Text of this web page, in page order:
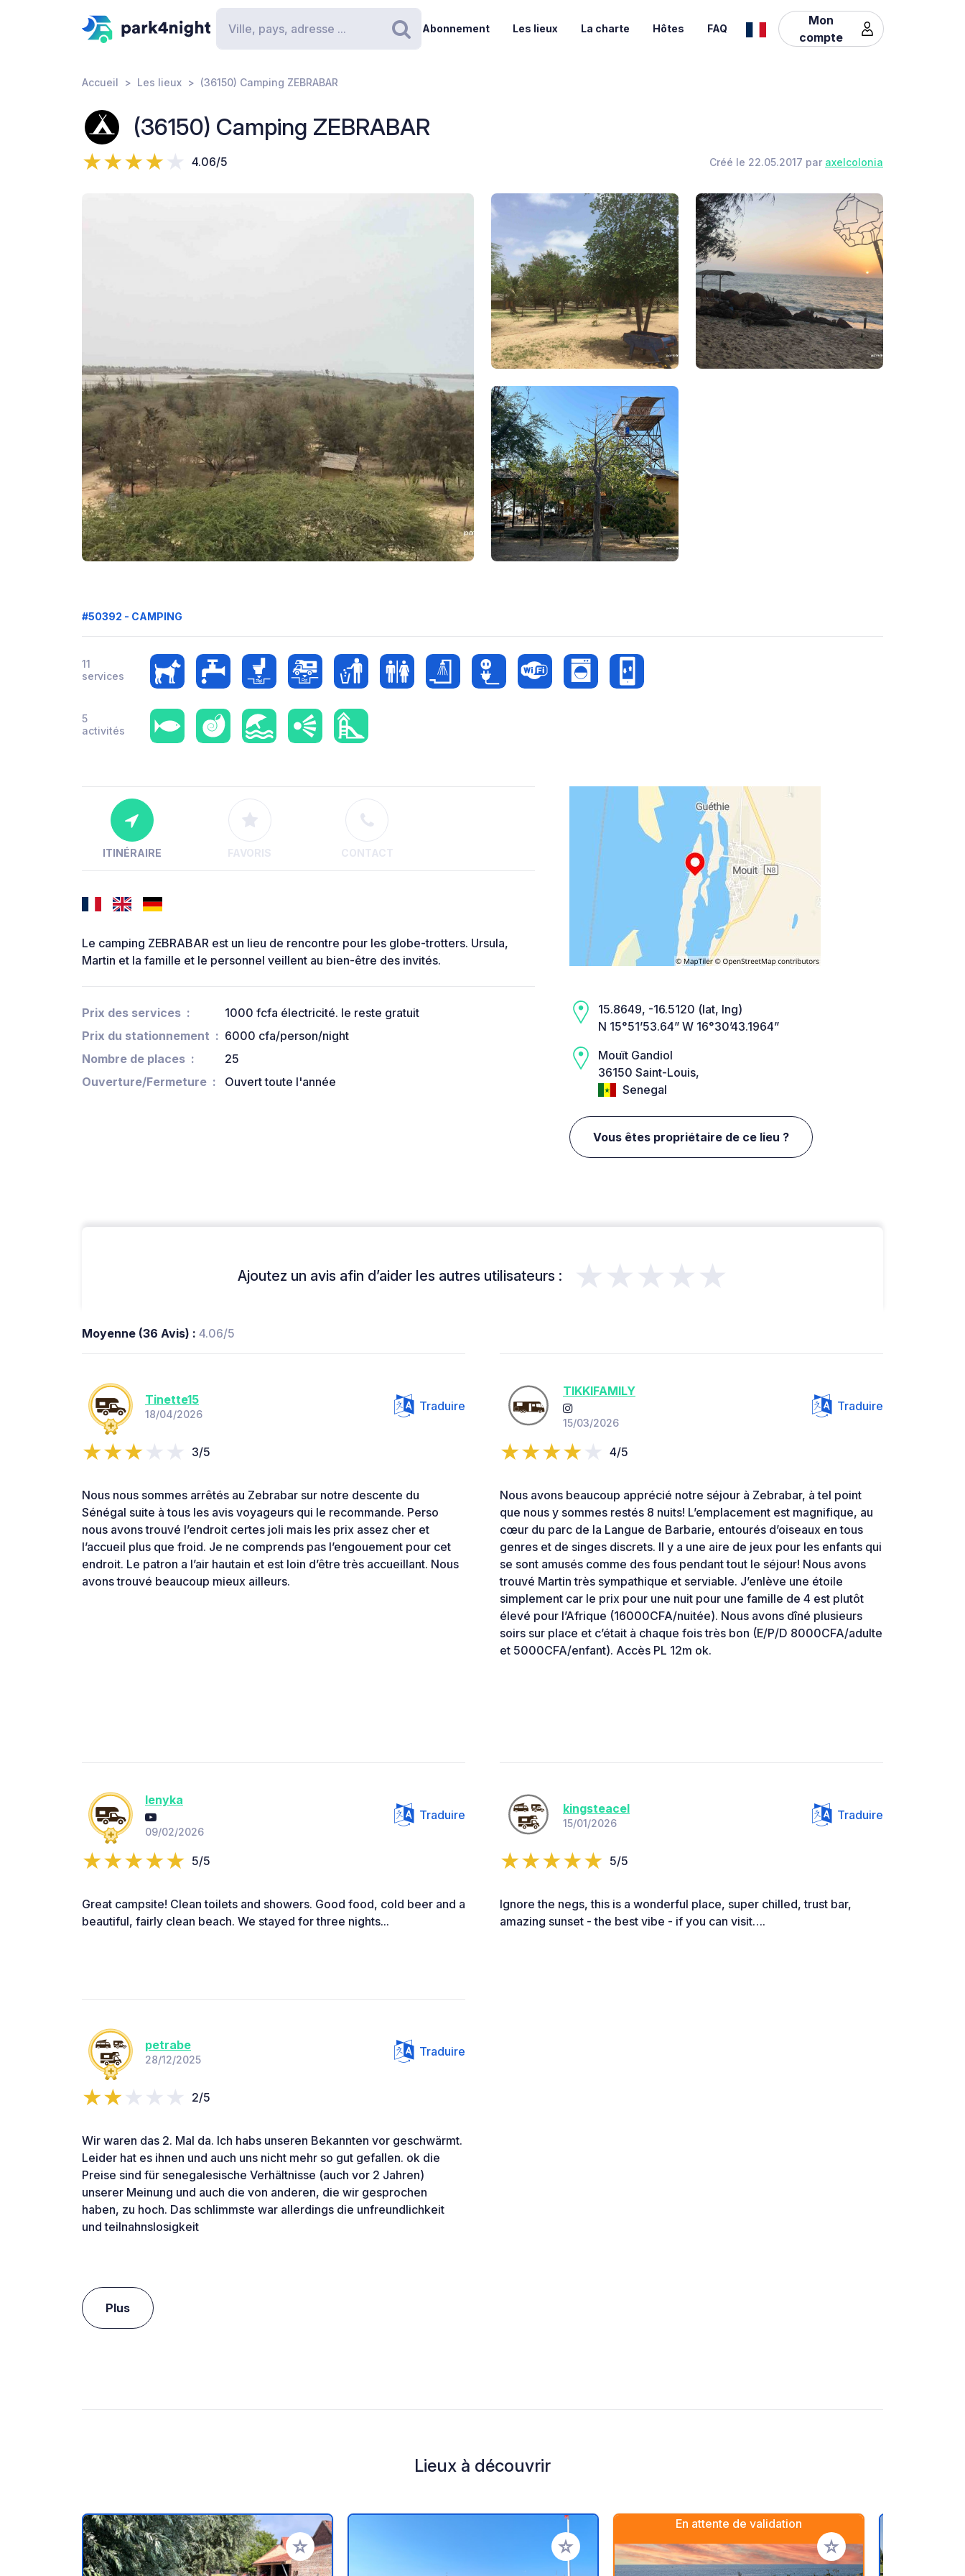
Rechercher
Abonnement Les lieux La charte Hôtes FAQ
Mon
compte
Accueil Les lieux (36150) Camping ZEBRABAR
(36150) Camping ZEBRABAR
4.06/5 Créé le 22.05.2017 par axelcolonia
#50392 - CAMPING
11
services
5
activités
ITINÉRAIRE FAVORIS CONTACT
Le camping ZEBRABAR est un lieu de rencontre pour les globe-trotters. Ursula,
Martin et la famille et le personnel veillent au bien-être des invités.
Prix des services
1000 fcfa électricité. le reste gratuit
Prix du stationnement
6000 cfa/person/night
Nombre de places
25
Ouverture/Fermeture
Ouvert toute l'année
15.8649, -16.5120 (lat, lng)
N 15°51’53.64” W 16°30’43.1964”
Mouït Gandiol
36150 Saint-Louis,
Senegal
Vous êtes propriétaire de ce lieu ?
Ajoutez un avis afin d’aider les autres utilisateurs : ★★★★★
Moyenne (36 Avis) : 4.06/5
Tinette15
18/04/2026
Traduire
3/5
Nous nous sommes arrêtés au Zebrabar sur notre descente du
Sénégal suite à tous les avis voyageurs qui le recommande. Perso
nous avons trouvé l’endroit certes joli mais les prix assez cher et
l’accueil plus que froid. Je ne comprends pas l’engouement pour cet
endroit. Le patron a l’air hautain et est loin d’être très accueillant. Nous
avons trouvé beaucoup mieux ailleurs.
TIKKIFAMILY
15/03/2026
Traduire
4/5
Nous avons beaucoup apprécié notre séjour à Zebrabar, à tel point
que nous y sommes restés 8 nuits! L’emplacement est magnifique, au
cœur du parc de la Langue de Barbarie, entourés d’oiseaux en tous
genres et de singes discrets. Il y a une aire de jeux pour les enfants qui
se sont amusés comme des fous pendant tout le séjour! Nous avons
trouvé Martin très sympathique et serviable. J’enlève une étoile
simplement car le prix pour une nuit pour une famille de 4 est plutôt
élevé pour l’Afrique (16000CFA/nuitée). Nous avons dîné plusieurs
soirs sur place et c’était à chaque fois très bon (E/P/D 8000CFA/adulte
et 5000CFA/enfant). Accès PL 12m ok.
lenyka
09/02/2026
Traduire
5/5
Great campsite! Clean toilets and showers. Good food, cold beer and a
beautiful, fairly clean beach. We stayed for three nights...
kingsteacel
15/01/2026
Traduire
5/5
Ignore the negs, this is a wonderful place, super chilled, trust bar,
amazing sunset - the best vibe - if you can visit….
petrabe
28/12/2025
Traduire
2/5
Wir waren das 2. Mal da. Ich habs unseren Bekannten vor geschwärmt.
Leider hat es ihnen und auch uns nicht mehr so gut gefallen. ok die
Preise sind für senegalesische Verhältnisse (auch vor 2 Jahren)
unserer Meinung und auch die von anderen, die wir gesprochen
haben, zu hoch. Das schlimmste war allerdings die unfreundlichkeit
und teilnahnslosigkeit
Plus
Lieux à découvrir
Ajouter à vos favoris Ajouter à vos favoris
En attente de validation
Ajouter à vos favoris